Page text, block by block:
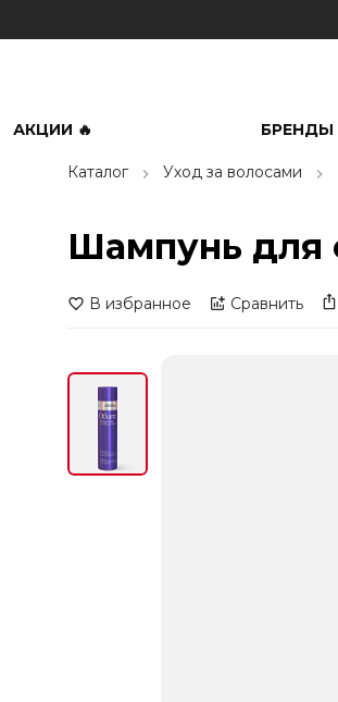
АКЦИИ 🔥 БРЕНДЫ
Каталог Уход за волосами
Шампунь для
В избранное Сравнить